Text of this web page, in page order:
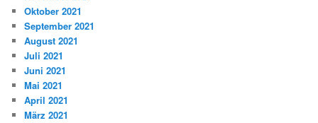
Oktober 2021
September 2021
August 2021
Juli 2021
Juni 2021
Mai 2021
April 2021
März 2021